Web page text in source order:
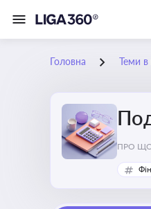
Головна Теми в
ПРО